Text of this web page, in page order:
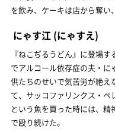
を飲み、ケーキは店から奪い
にゃす江 (にゃすえ)
『ねこぢるうどん』に登場
でアルコール依存症の夫・
供たちのせいで気苦労が絶え
て、サッコファリンクス・ペ
という魚を買った時には、
で殴り続けた。